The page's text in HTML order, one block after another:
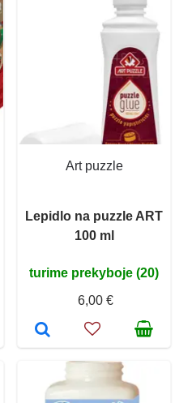
Art puzzle
Lepidlo na puzzle ART
100 ml
turime prekyboje (20)
6,00 €